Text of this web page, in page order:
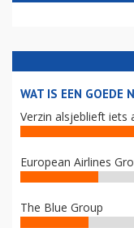
WAT IS EEN GOEDE
Verzin alsjeblieft iets
European Airlines
The Blue Group